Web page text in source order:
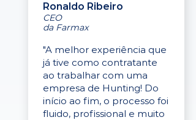
Ronaldo Ribeiro
CEO
da Farmax
"A melhor experiência que
já tive como contratante
ao trabalhar com uma
empresa de Hunting! Do
início ao fim, o processo foi
fluido, profissional e muito